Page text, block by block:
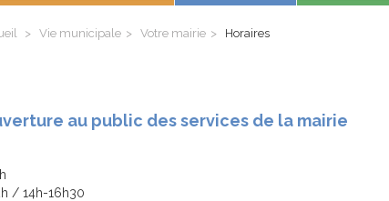
Vie municipale Votre mairie Horaires
au public des services de la mairie
/ 14h-16h30